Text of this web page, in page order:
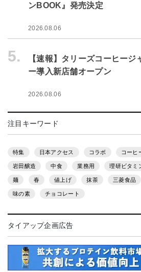
ンBOOK』発売決定
2026.08.06
5.
【速報】タリーズコーヒージ
ー導入新店舗オープン
2026.08.06
注目キーワード
特集 日本アクセス コラボ コーヒ
岩田醸造 中食 業務用 理研ビタミ
麺 春 値上げ 抹茶 三菱食品
味の素 チョコレート
タイアップ企画広告